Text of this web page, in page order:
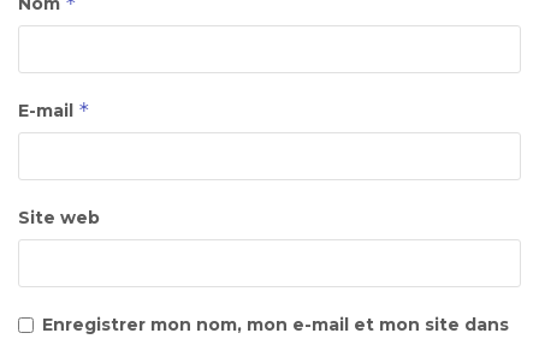
E-mail *
Site web
Enregistrer mon nom, mon e-mail et mon site dans